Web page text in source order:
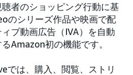
者のショッピング行動に基
のシリーズ作品や映画で配
ブ動画広告（IVA）を自動
Amazon初の機能です。
では、購入、閲覧、ストリ